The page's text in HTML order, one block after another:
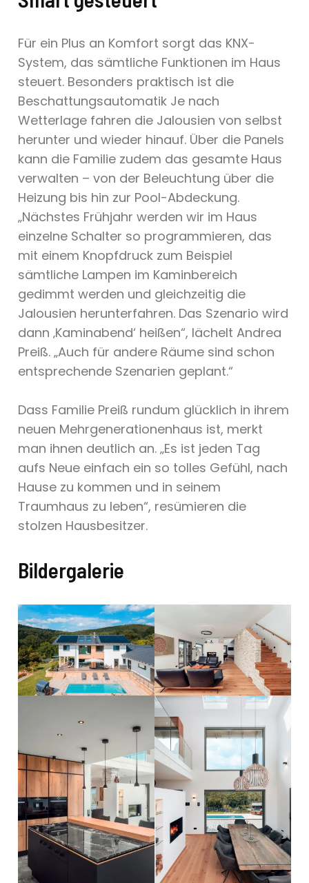
Für ein Plus an Komfort sorgt das KNX-
System, das sämtliche Funktionen im Haus
steuert. Besonders praktisch ist die
Beschattungsautomatik Je nach
Wetterlage fahren die Jalousien von selbst
herunter und wieder hinauf. Über die Panels
kann die Familie zudem das gesamte Haus
verwalten – von der Beleuchtung über die
Heizung bis hin zur Pool-Abdeckung.
„Nächstes Frühjahr werden wir im Haus
einzelne Schalter so programmieren, das
mit einem Knopfdruck zum Beispiel
sämtliche Lampen im Kaminbereich
gedimmt werden und gleichzeitig die
Jalousien herunterfahren. Das Szenario wird
dann ‚Kaminabend‘ heißen“, lächelt Andrea
Preiß. „Auch für andere Räume sind schon
entsprechende Szenarien geplant.“
Dass Familie Preiß rundum glücklich in ihrem
neuen Mehrgenerationenhaus ist, merkt
man ihnen deutlich an. „Es ist jeden Tag
aufs Neue einfach ein so tolles Gefühl, nach
Hause zu kommen und in seinem
Traumhaus zu leben“, resümieren die
stolzen Hausbesitzer.
Bildergalerie